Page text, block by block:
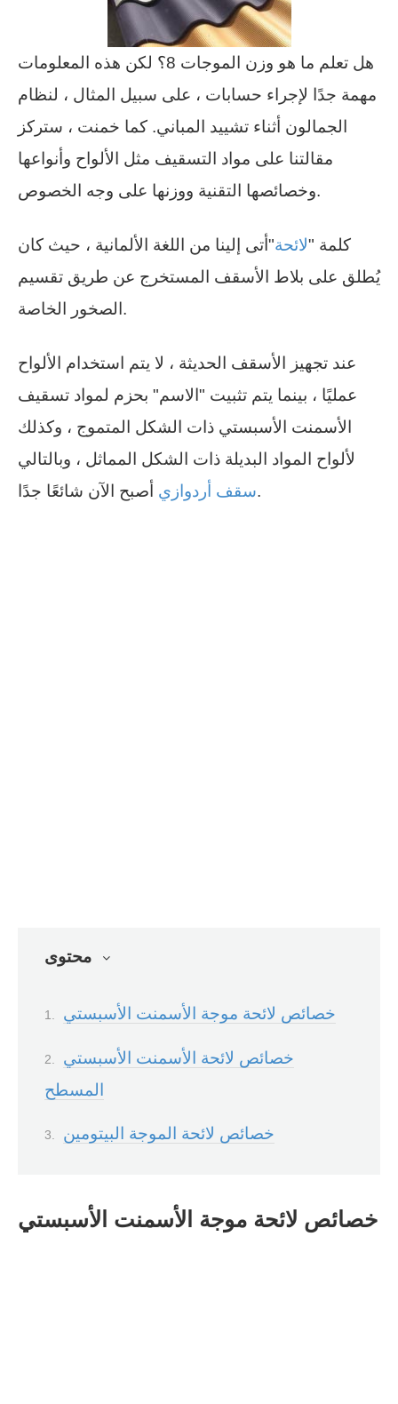
هل تعلم ما هو وزن الموجات 8؟ لكن هذه المعلومات
مهمة جدًا لإجراء حسابات ، على سبيل المثال ، لنظام
الجمالون أثناء تشييد المباني. كما خمنت ، ستركز
مقالتنا على مواد التسقيف مثل الألواح وأنواعها
وخصائصها التقنية ووزنها على وجه الخصوص.
كلمة "لائحة"أتى ​​إلينا من اللغة الألمانية ، حيث كان
يُطلق على بلاط الأسقف المستخرج عن طريق تقسيم
الصخور الخاصة.
عند تجهيز الأسقف الحديثة ، لا يتم استخدام الألواح
عمليًا ، بينما يتم تثبيت "الاسم" بحزم لمواد تسقيف
الأسمنت الأسبستي ذات الشكل المتموج ، وكذلك
لألواح المواد البديلة ذات الشكل المماثل ، وبالتالي
سقف أردوازيأصبح الآن شائعًا جدًا.
محتوى
خصائص لائحة موجة الأسمنت الأسبستي
خصائص لائحة الأسمنت الأسبستي
المسطح
خصائص لائحة الموجة البيتومين
خصائص لائحة موجة الأسمنت الأسبستي